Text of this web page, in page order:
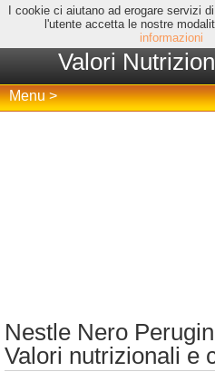
I cookie ci aiutano ad erogare servizi
l'utente accetta le nostre
informazioni
Valori
Menu >
Nestle Nero
Valori nutrizionali e